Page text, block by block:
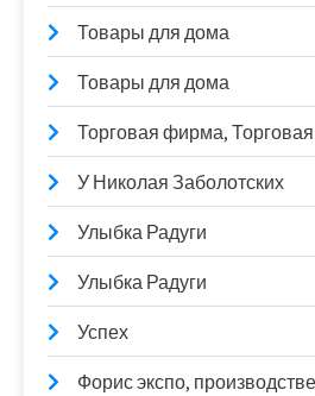
Товары для дома
Товары для дома
Торговая фирма,
У Николая Заболотских
Улыбка Радуги
Улыбка Радуги
Успех
Форис экспо,